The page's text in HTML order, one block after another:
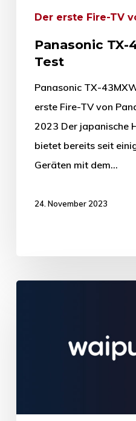
Der erste Fire-TV
Panasonic TX-
Test
Panasonic TX-
erste Fire-TV von
2023 Der japanische
bietet bereits seit
Geräten mit dem…
24. November 2023